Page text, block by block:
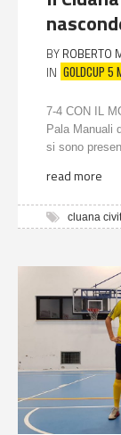
BY ROBERTO
IN GOLDCUP 5
7-4 CON IL
Pala Manuali
si sono
read more
cluana